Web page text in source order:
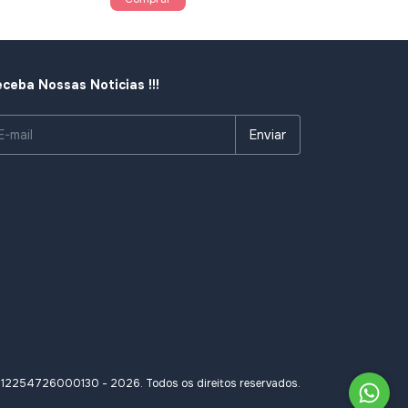
Nossas Noticias !!!
- 2026. Todos os direitos reservados.